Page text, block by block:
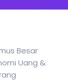
Besar
Uang &